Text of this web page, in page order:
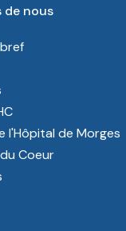
de nous
bref
l'Hôpital de Morges
Coeur